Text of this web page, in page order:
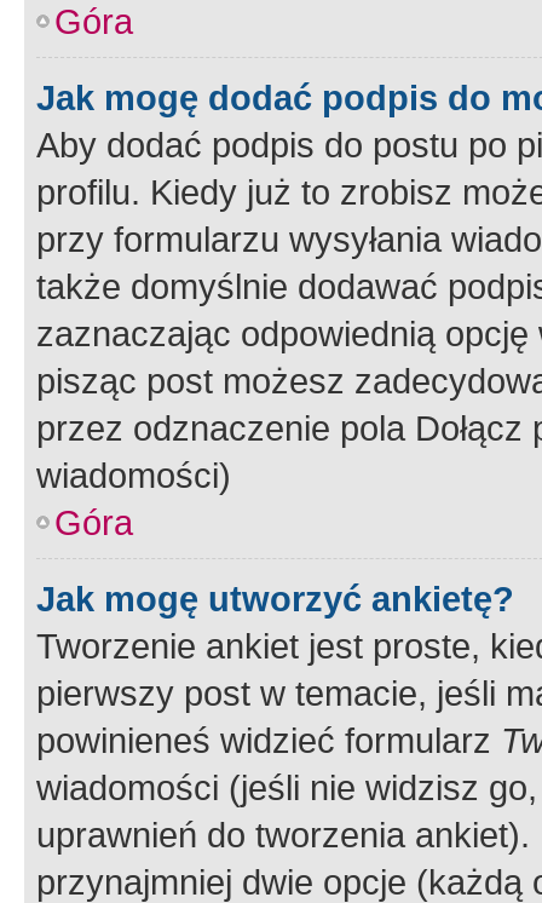
Góra
Jak mogę dodać podpis do
Aby dodać podpis do postu po
profilu. Kiedy już to zrobisz
przy formularzu wysyłania
także domyślnie dodawać
zaznaczając odpowiednią
pisząc post możesz
przez odznaczenie pola
wiadomości)
Góra
Jak mogę utworzyć ankietę?
Tworzenie ankiet jest proste,
pierwszy post w temacie, jeśli
powinieneś widzieć formularz
wiadomości (jeśli nie widzisz
uprawnień do tworzenia
przynajmniej dwie opcje